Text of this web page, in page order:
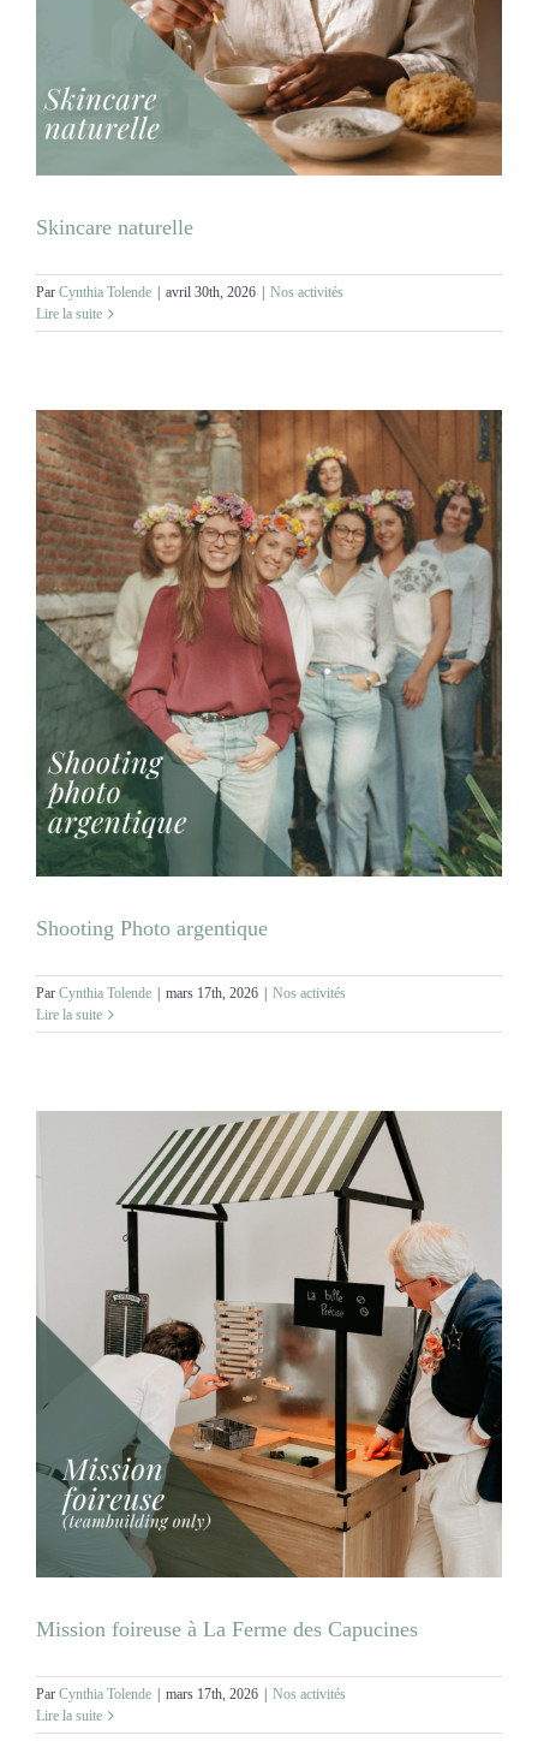
NOS ACTIVITES
CONTACT
Skincare naturelle
Par Cynthia Tolende | avril 30th, 2026 | Nos activités
Lire la suite
Shooting Photo argentique
Par Cynthia Tolende | mars 17th, 2026 | Nos activités
Lire la suite
Mission foireuse à La Ferme des Capucines
Par Cynthia Tolende | mars 17th, 2026 | Nos activités
Lire la suite